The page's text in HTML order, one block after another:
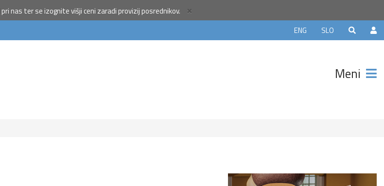
pri nas ter se izognite višji ceni zaradi provizij posrednikov. ×
SLO
ENG
Meni
na 1919 in